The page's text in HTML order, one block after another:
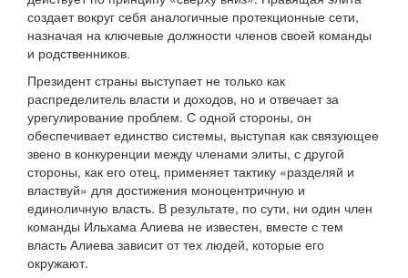
создает вокруг себя аналогичные протекционные сети,
назначая на ключевые должности членов своей команды
и родственников.
Президент страны выступает не только как
распределитель власти и доходов, но и отвечает за
урегулирование проблем. С одной стороны, он
обеспечивает единство системы, выступая как связующее
звено в конкуренции между членами элиты, с другой
стороны, как его отец, применяет тактику «разделяй и
властвуй» для достижения моноцентричную и
единоличную власть. В результате, по сути, ни один член
команды Ильхама Алиева не известен, вместе с тем
власть Алиева зависит от тех людей, которые его
окружают.